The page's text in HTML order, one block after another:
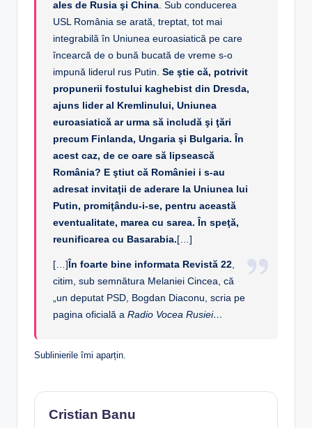
ales de Rusia şi China . Sub conducerea
USL România se arată, treptat, tot mai
integrabilă în Uniunea euroasiatică pe care
încearcă de o bună bucată de vreme s-o
impună liderul rus Putin.Se ştie că, potrivit
propunerii fostului kaghebist din Dresda,
ajuns lider al Kremlinului, Uniunea
euroasiatică ar urma să includă şi ţări
precum Finlanda, Ungaria şi Bulgaria. În
acest caz, de ce oare să lipsească
România? E ştiut că României i s-au
adresat invitaţii de aderare la Uniunea lui
Putin, promiţându-i-se, pentru această
eventualitate, marea cu sarea. În speţă,
reunificarea cu Basarabia.[…]
[…]În foarte bine informata Revistă 22
citim, sub semnătura Melaniei Cincea, că
„un deputat PSD, Bogdan Diaconu, scria pe
pagina oficială aRadio Vocea Rusiei…
Sublinierile îmi aparțin.
Cristian Banu